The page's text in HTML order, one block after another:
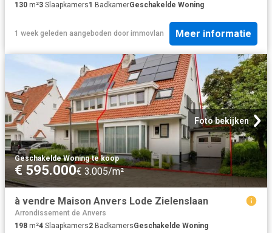
130 m²3 Slaapkamers1 BadkamerGeschakelde Woning
1 week geleden aangeboden door immovlan Meer informatie
Foto bekijken
Geschakelde Woning·te koop
€ 595.000€ 3.005/m²
à vendre Maison Anvers Lode Zielenslaan
Arrondissement de Anvers
198 m²4 Slaapkamers2 BadkamersGeschakelde Woning